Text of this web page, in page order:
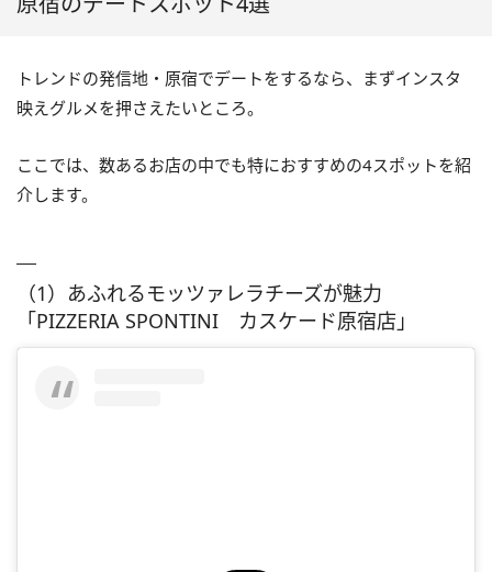
トレンドの発信地・原宿でデートをするなら、まずインスタ
映えグルメを押さえたいところ。
ここでは、数あるお店の中でも特におすすめの4スポットを紹
介します。
（1）あふれるモッツァレラチーズが魅力
「PIZZERIA SPONTINI カスケード原宿店」